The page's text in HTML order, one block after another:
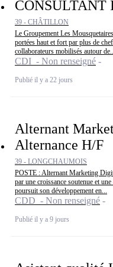
CONSULTANT
39 - CHÂTILLON
Le Groupement Les
portées haut et fort par plus de
collaborateurs mobilisés autour
CDI - Non renseigné
Publié il y a 22 jours
Alternant
Alternance H/F
39 - LONGCHAUMOIS
POSTE : Alternant Marketing
par une croissance soutenue et
poursuit son développement en...
CDD - Non renseigné
Publié il y a 9 jours